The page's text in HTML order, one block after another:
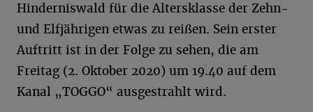
Hinderniswald für die Altersklasse der Zehn-
und Elfjährigen etwas zu reißen. Sein erster
Auftritt ist in der Folge zu sehen, die am
Freitag (2. Oktober 2020) um 19.40 auf dem
Kanal „TOGGO“ ausgestrahlt wird.